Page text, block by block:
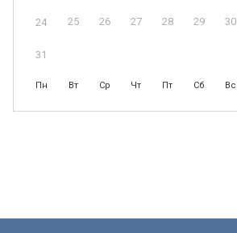
Пн Вт Ср Чт Пт Сб Вс
24 25 26 27 28 29 30
31